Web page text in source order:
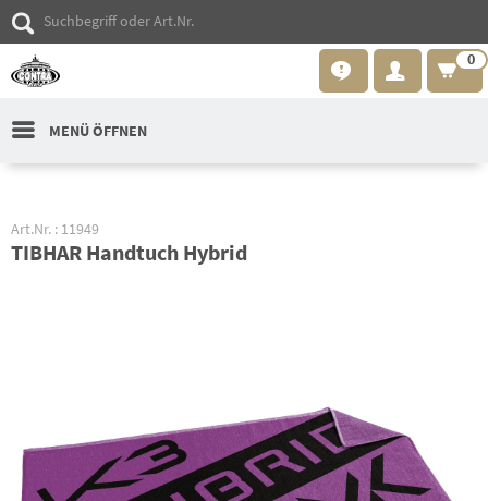
0
MENÜ ÖFFNEN
Art.Nr. : 11949
TIBHAR Handtuch Hybrid